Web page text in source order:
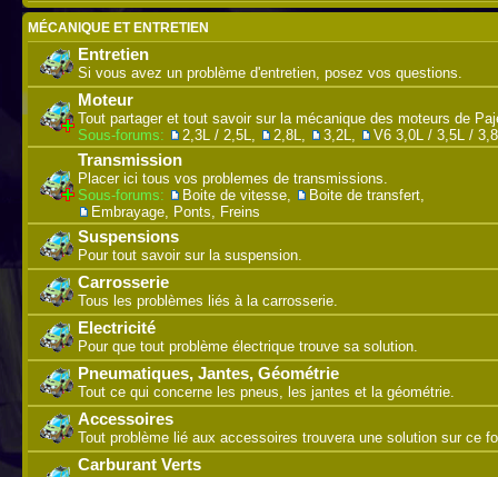
MÉCANIQUE ET ENTRETIEN
Entretien
Si vous avez un problème d'entretien, posez vos questions.
Moteur
Tout partager et tout savoir sur la mécanique des moteurs de
Sous-forums:
2,3L / 2,5L, 2,8L, 3,2L, V6 3,0L / 3,5L /
Transmission
Placer ici tous vos problemes de transmissions.
Sous-forums:
Boite de vitesse, Boite de transfert,
Embrayage, Ponts, Freins
Suspensions
Pour tout savoir sur la suspension.
Carrosserie
Tous les problèmes liés à la carrosserie.
Electricité
Pour que tout problème électrique trouve sa solution.
Pneumatiques, Jantes, Géométrie
Tout ce qui concerne les pneus, les jantes et la géométrie.
Accessoires
Tout problème lié aux accessoires trouvera une solution sur ce
Carburant Verts